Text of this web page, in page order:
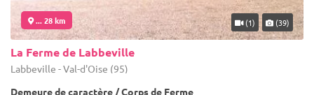
... 28 km (1) (39)
La Ferme de Labbeville
Labbeville - Val-d'Oise (95)
Demeure de caractère / Corps de Ferme